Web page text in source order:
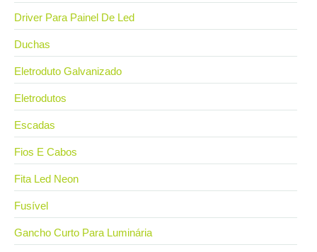
Driver Para Painel De Led
Duchas
Eletroduto Galvanizado
Eletrodutos
Escadas
Fios E Cabos
Fita Led Neon
Fusível
Gancho Curto Para Luminária